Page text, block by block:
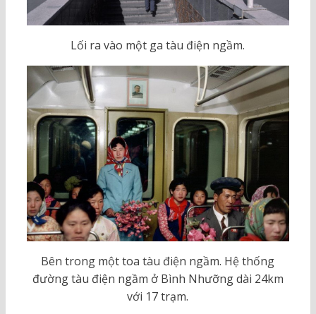
Lối ra vào một ga tàu điện ngầm.
Bên trong một toa tàu điện ngầm. Hệ thống
đường tàu điện ngầm ở Bình Nhưỡng dài 24km
với 17 trạm.